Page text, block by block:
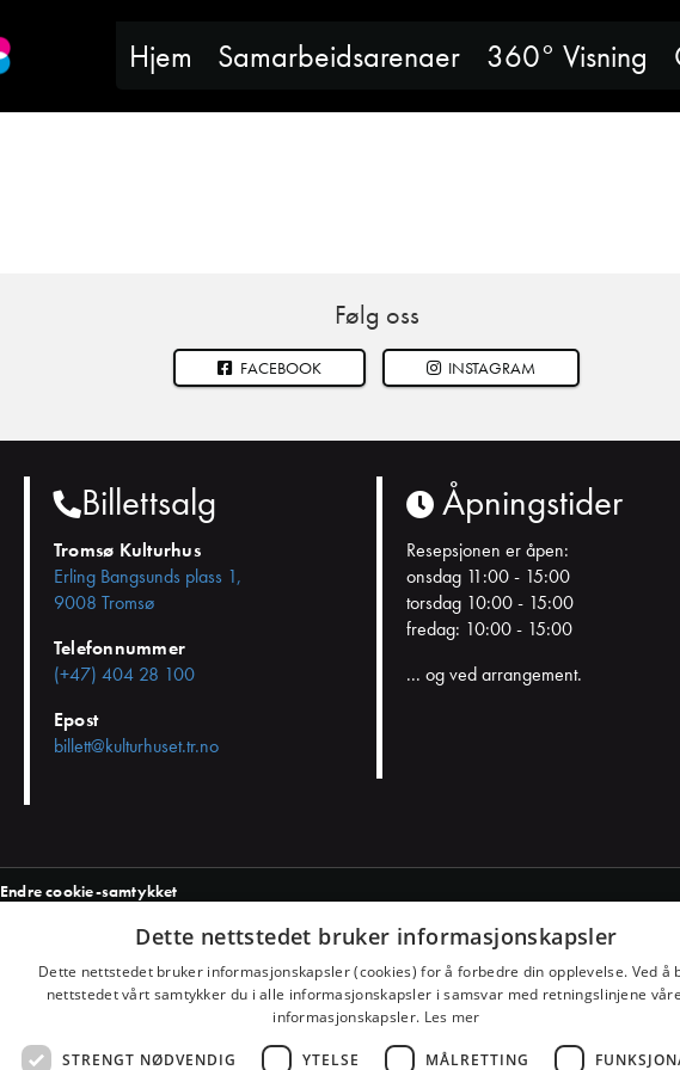
Hjem Samarbeidsarenaer 360° Visning
Følg oss
FACEBOOK INSTAGRAM
Billettsalg
Tromsø Kulturhus
Erling Bangsunds plass 1,
9008 Tromsø
Telefonnummer
(+47) 404 28 100
Epost
billett@kulturhuset.tr.no
Åpningstider
Resepsjonen er åpen:
onsdag 11:00 - 15:00
torsdag 10:00 - 15:00
fredag: 10:00 - 15:00
... og ved arrangement.
Endre cookie-samtykket
Dette nettstedet bruker informasjonskapsler
Dette nettstedet bruker informasjonskapsler (cookies) for å forbedre din opplevelse. Ved å
nettstedet vårt samtykker du i alle informasjonskapsler i samsvar med retningslinjene
informasjonskapsler. Les mer
STRENGT NØDVENDIG YTELSE MÅLRETTING